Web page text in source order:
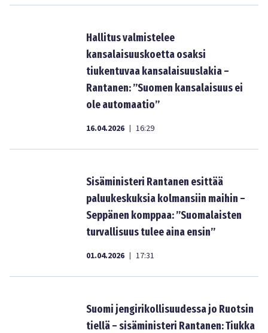
Hallitus valmistelee
kansalaisuuskoetta osaksi
tiukentuvaa kansalaisuuslakia –
Rantanen: ”Suomen kansalaisuus ei
ole automaatio”
16.04.2026 | 16:29
Sisäministeri Rantanen esittää
paluukeskuksia kolmansiin maihin –
Seppänen komppaa: ”Suomalaisten
turvallisuus tulee aina ensin”
01.04.2026 | 17:31
Suomi jengirikollisuudessa jo Ruotsin
tiellä – sisäministeri Rantanen: Tiukka